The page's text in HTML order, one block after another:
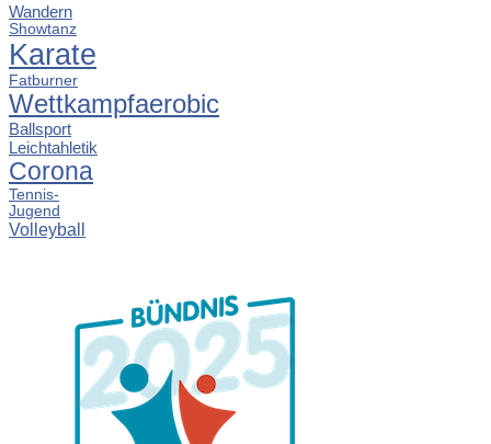
Wandern
Showtanz
Karate
Fatburner
Wettkampfaerobic
Ballsport
Leichtahletik
Corona
Tennis-
Jugend
Volleyball